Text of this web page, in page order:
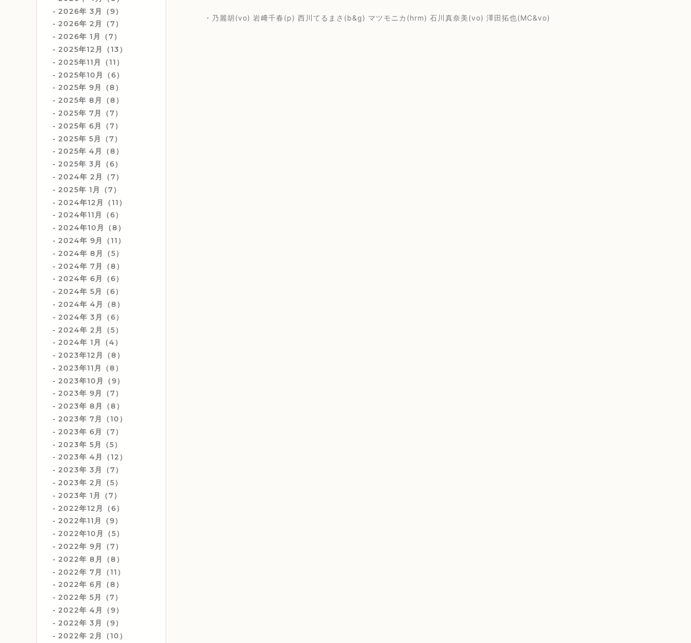
2026年 3月（9）
2026年 2月（7）
2026年 1月（7）
2025年12月（13）
2025年11月（11）
2025年10月（6）
2025年 9月（8）
2025年 8月（8）
2025年 7月（7）
2025年 6月（7）
2025年 5月（7）
2025年 4月（8）
2025年 3月（6）
2024年 2月（7）
2025年 1月（7）
2024年12月（11）
2024年11月（6）
2024年10月（8）
2024年 9月（11）
2024年 8月（5）
2024年 7月（8）
2024年 6月（6）
2024年 5月（6）
2024年 4月（8）
2024年 3月（6）
2024年 2月（5）
2024年 1月（4）
2023年12月（8）
2023年11月（8）
2023年10月（9）
2023年 9月（7）
2023年 8月（8）
2023年 7月（10）
2023年 6月（7）
2023年 5月（5）
2023年 4月（12）
2023年 3月（7）
2023年 2月（5）
2023年 1月（7）
2022年12月（6）
2022年11月（9）
2022年10月（5）
2022年 9月（7）
2022年 8月（8）
2022年 7月（11）
2022年 6月（8）
2022年 5月（7）
2022年 4月（9）
2022年 3月（9）
2022年 2月（10）
・乃麗胡(vo) 岩﨑千春(p) 西川てるまさ(b&g) マツモニカ(hrm) 石川真奈美(vo) 澤田拓也(MC&vo)